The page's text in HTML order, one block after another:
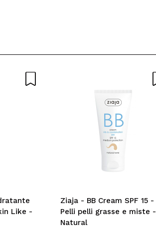
Like -
Ziaja - BB Cream SPF 15 -
Pelli pelli grasse e miste -
Natural